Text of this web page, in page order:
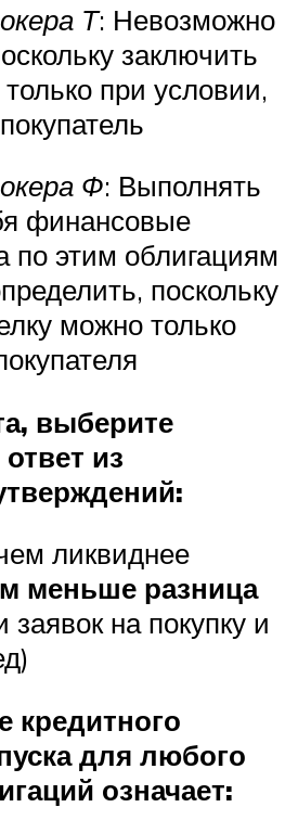
Т: Невозможно
заключить
при условии,
Ф: Выполнять
финансовые
по этим облигациям
поскольку
можно только
выберите
из
ликвиднее
меньше разница
на покупку и
кредитного
для любого
означает: